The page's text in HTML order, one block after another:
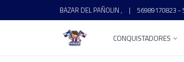
BAZAR DEL PAÑOLIN , | 56989170823 -
CONQUISTADORES